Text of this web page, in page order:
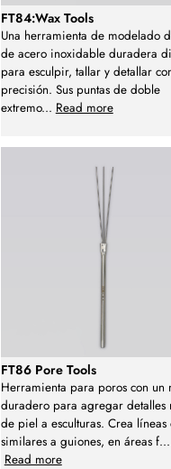
FT84:Wax Tools
Una herramienta de modelado
de acero inoxidable duradera
para esculpir, tallar y detallar
precisión. Sus puntas de doble
extremo... Read more
FT86 Pore Tools
Herramienta para poros con un
duradero para agregar detalles
de piel a esculturas. Crea líneas
similares a guiones, en áreas f...
Read more